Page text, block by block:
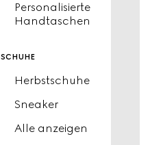
Personalisierte
Handtaschen
schuhe
Herbstschuhe
Sneaker
Alle anzeigen